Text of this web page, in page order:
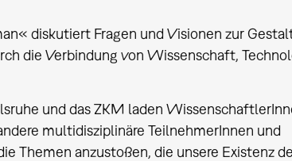
diskutiert Fragen und Visionen zur
die Verbindung von Wissenschaft,
und das ZKM laden
multidisziplinäre TeilnehmerInnen und
Themen anzustoßen, die unsere Existenz